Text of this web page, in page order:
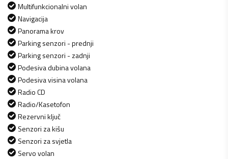
Multifunkcionalni volan
Navigacija
Panorama krov
Parking senzori - prednji
Parking senzori - zadnji
Podesiva dubina volana
Podesiva visina volana
Radio CD
Radio/Kasetofon
Rezervni ključ
Senzori za kišu
Senzori za svjetla
Servo volan